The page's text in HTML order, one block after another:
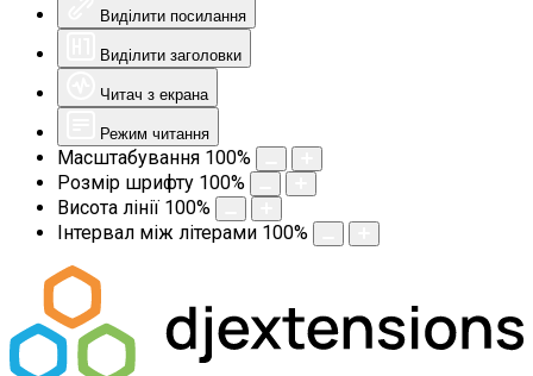
Виділити посилання
Виділити заголовки
Читач з екрана
Режим читання
Масштабування 100%
Розмір шрифту 100%
Висота лінії 100%
Інтервал між літерами 100%